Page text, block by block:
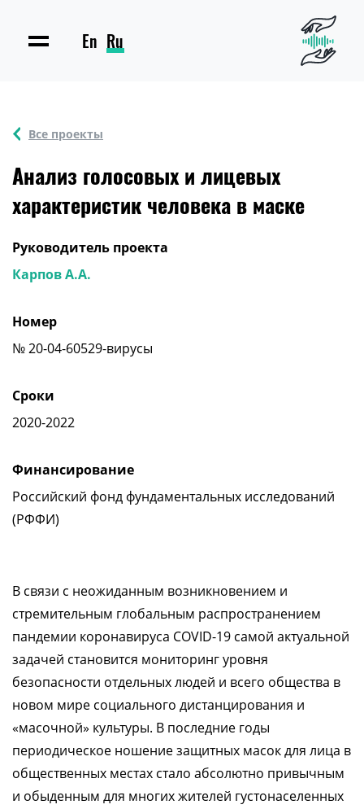
En Ru
Все проекты
Анализ голосовых и лицевых
характеристик человека в маске
В связи с неожиданным возникновением и
стремительным глобальным распространением
пандемии коронавируса COVID-19 самой актуальной
задачей становится мониторинг уровня
безопасности отдельных людей и всего общества в
новом мире социального дистанцирования и
«масочной» культуры. В последние годы
периодическое ношение защитных масок для лица в
общественных местах стало абсолютно привычным
и обыденным для многих жителей густонаселенных
Руководитель проекта
Карпов А.А.
Номер
№ 20-04-60529-вирусы
Сроки
2020-2022
Финансирование
Российский фонд фундаментальных исследований
(РФФИ)